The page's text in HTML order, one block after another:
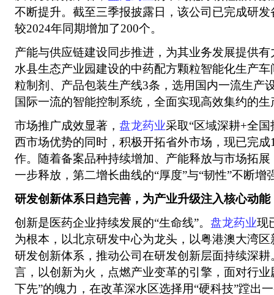
不断提升。截至三季报披露日，该公司已完成研
较2024年同期增加了200个。
产能与供应链建设同步推进，为其业务发展提供有
水县生态产业园建设的中药配方颗粒智能化生产
粒制剂、产品包装生产线3条，选用国内一流生产
国际一流的智能控制系统，全面实现高效集约的
市场推广成效显著， 盘龙药业采取“区域深耕+全
西市场优势的同时，积极开拓省外市场，现已完
作。随着备案品种持续增加、产能释放与市场拓
一步释放，第二增长曲线的“厚度”与“韧性”不断增
研发创新体系日趋完善，为产业升级注入核心动能
创新是医药企业持续发展的“生命线”。 盘龙药业现
为根本，以北京研发中心为龙头，以粤港澳大湾
研发创新体系，推动公司在研发创新层面持续深
言，以创新为火，点燃产业变革的引擎，面对行
下先”的魄力，在改革深水区选择用“硬科技”蹚出